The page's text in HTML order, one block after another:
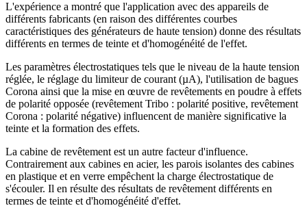
L'expérience a montré que l'application avec des appareils de
différents fabricants (en raison des différentes courbes
caractéristiques des générateurs de haute tension) donne des résultats
différents en termes de teinte et d'homogénéité de l'effet.
Les paramètres électrostatiques tels que le niveau de la haute tension
réglée, le réglage du limiteur de courant (µA), l'utilisation de bagues
Corona ainsi que la mise en œuvre de revêtements en poudre à effets
de polarité opposée (revêtement Tribo : polarité positive, revêtement
Corona : polarité négative) influencent de manière significative la
teinte et la formation des effets.
La cabine de revêtement est un autre facteur d'influence.
Contrairement aux cabines en acier, les parois isolantes des cabines
en plastique et en verre empêchent la charge électrostatique de
s'écouler. Il en résulte des résultats de revêtement différents en
termes de teinte et d'homogénéité d'effet.